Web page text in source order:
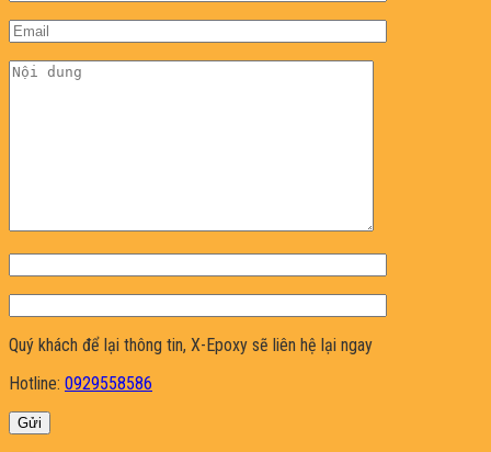
Quý khách để lại thông tin, X-Epoxy sẽ liên hệ lại ngay
Hotline: 0929558586